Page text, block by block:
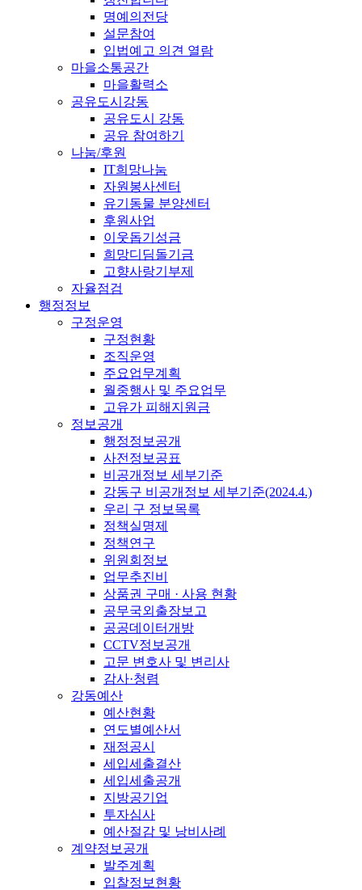
명예의전당
설문참여
입법예고 의견 열람
마을소통공간
마을활력소
공유도시강동
공유도시 강동
공유 참여하기
나눔/후원
IT희망나눔
자원봉사센터
유기동물 분양센터
후원사업
이웃돕기성금
희망디딤돌기금
고향사랑기부제
자율점검
행정정보
구정운영
구정현황
조직운영
주요업무계획
월중행사 및 주요업무
고유가 피해지원금
정보공개
행정정보공개
사전정보공표
비공개정보 세부기준
강동구 비공개정보 세부기준(2024.4.)
우리 구 정보목록
정책실명제
정책연구
위원회정보
업무추진비
상품권 구매 · 사용 현황
공무국외출장보고
공공데이터개방
CCTV정보공개
고문 변호사 및 변리사
감사·청렴
강동예산
예산현황
연도별예산서
재정공시
세입세출결산
세입세출공개
지방공기업
투자심사
예산절감 및 낭비사례
계약정보공개
발주계획
입찰정보현황